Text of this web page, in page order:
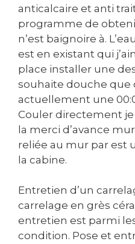
anticalcaire et anti
programme de
n’est baignoire à.
est en existant qui
place installer une
souhaite douche que
actuellement une
Couler directement
la merci d’avance
reliée au mur par est
la cabine.
Entretien d’un
carrelage en grès
entretien est parmi
condition. Pose et